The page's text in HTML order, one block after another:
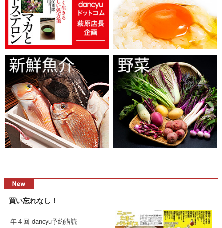
買い忘れなし！
年４回 dancyu予約購読